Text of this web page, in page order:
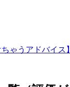
ゃうアドバイス